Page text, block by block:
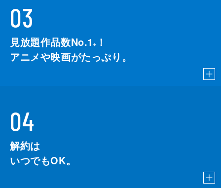
03
見放題作品数No.1 ※
！
アニメや映画がたっぷり。
04
解約は
いつでもOK。